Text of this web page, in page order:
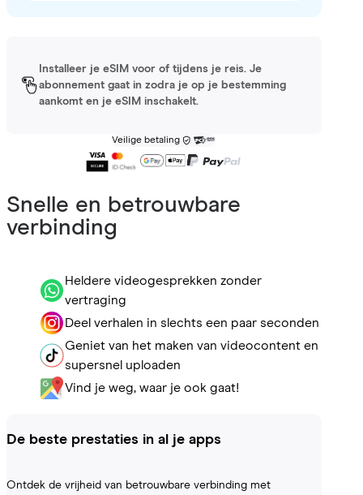
Installeer je eSIM voor of tijdens je reis. Je
abonnement gaat in zodra je op je bestemming
aankomt en je eSIM inschakelt.
Veilige betaling
Snelle en betrouwbare
verbinding
Heldere videogesprekken zonder
vertraging
Deel verhalen in slechts een paar seconden
Geniet van het maken van videocontent en
supersnel uploaden
Vind je weg, waar je ook gaat!
De beste prestaties in al je apps
Ontdek de vrijheid van betrouwbare verbinding met